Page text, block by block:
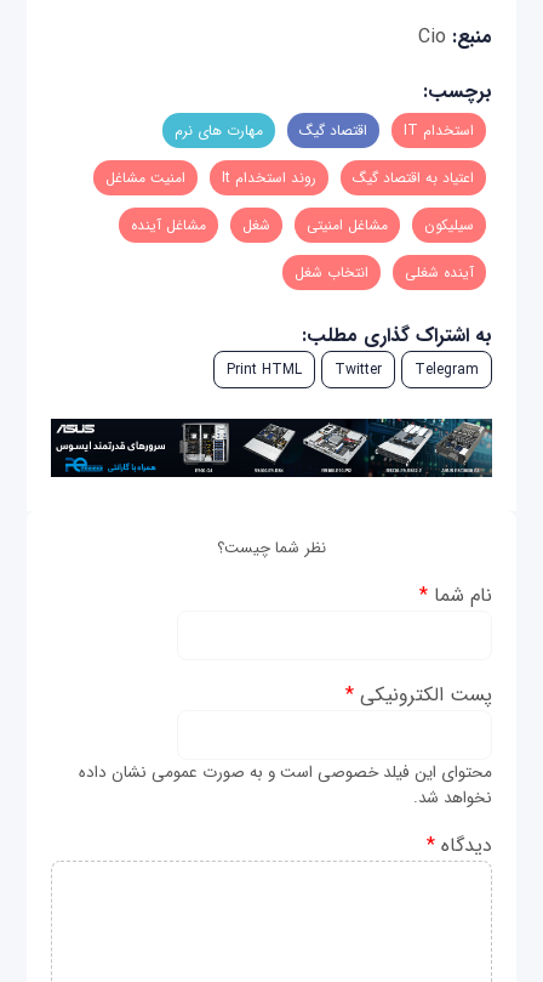
منبع: Cio
برچسب:
استخدام IT اقتصاد گیگ مهارت های نرم
اعتیاد به ‌اقتصاد گیگ روند استخدام It امنیت مشاغل
سیلیکون مشاغل امنیتی شغل مشاغل آینده
آینده شغلی انتخاب شغل
به اشتراک گذاری مطلب:
Telegram
Twitter
Print HTML
نظر شما چیست؟
نام شما*
پست الکترونیکی*
محتوای این فیلد خصوصی است و به صورت عمومی نشان داده
نخواهد شد.
دیدگاه*